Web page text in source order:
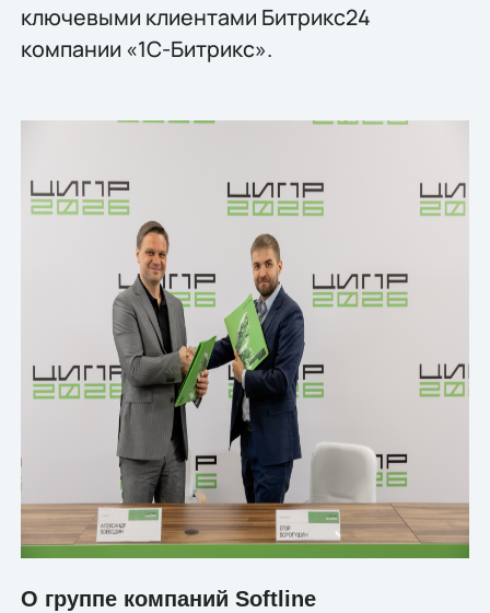
ключевыми клиентами Битрикс24
компании «1С-Битрикс».
О группе компаний Softline